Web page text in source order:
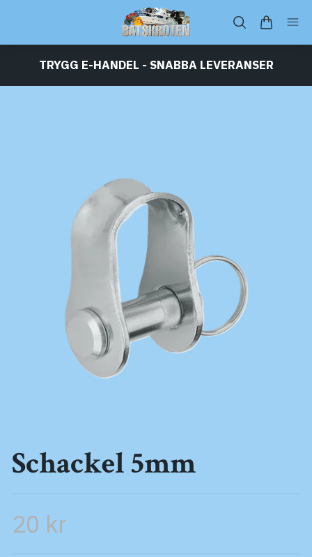
TRYGG E-HANDEL - SNABBA LEVERANSER
Schackel 5mm
20 kr